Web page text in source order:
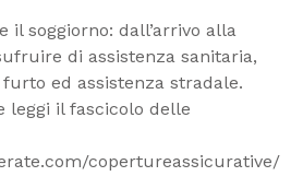
il soggiorno: dall’arrivo alla
di assistenza sanitaria,
ed assistenza stradale.
leggi il fascicolo delle
copertureassicurative/